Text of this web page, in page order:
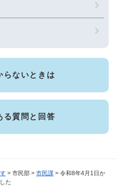
> 市民部 > 市民課 > 令和8年4月1日か
た
らないときは
る質問と回答